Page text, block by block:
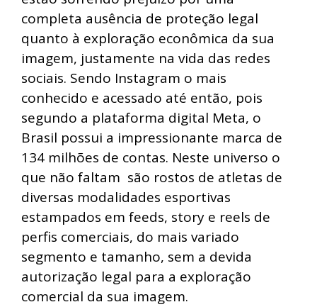
completa ausência de proteção legal
quanto à exploração econômica da sua
imagem, justamente na vida das redes
sociais. Sendo Instagram o mais
conhecido e acessado até então, pois
segundo a plataforma digital Meta, o
Brasil possui a impressionante marca de
134 milhões de contas. Neste universo o
que não faltam são rostos de atletas de
diversas modalidades esportivas
estampados em feeds, story e reels de
perfis comerciais, do mais variado
segmento e tamanho, sem a devida
autorização legal para a exploração
comercial da sua imagem.